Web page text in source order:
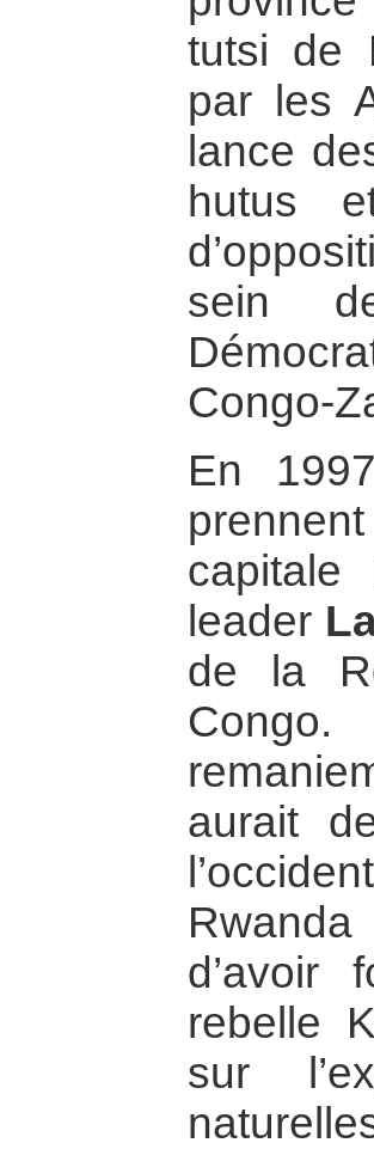
tutsi de
par les
lance
hutus
sein
Congo-
En
leader
de la
aurait
d’avoir
rebelle
sur